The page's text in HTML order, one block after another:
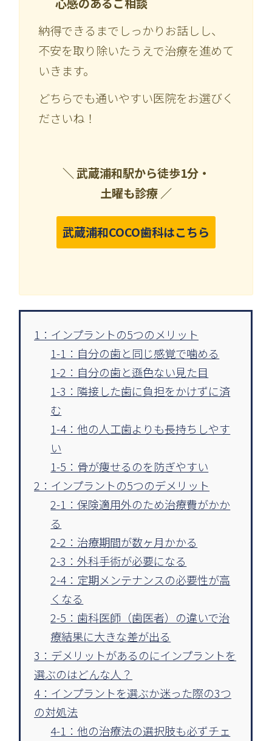
納得できるまでしっかりお話しし、
不安を取り除いたうえで治療を進めて
いきます。
どちらでも通いやすい医院をお選びく
ださいね！
＼ 武蔵浦和駅から徒歩1分・
土曜も診療 ／
武蔵浦和COCO歯科はこちら
1：インプラントの5つのメリット
1-1：自分の歯と同じ感覚で噛める
1-2：自分の歯と遜色ない見た目
1-3：隣接した歯に負担をかけずに済
む
1-4：他の人工歯よりも長持ちしやす
い
1-5：骨が痩せるのを防ぎやすい
2：インプラントの5つのデメリット
2-1：保険適用外のため治療費がかか
る
2-2：治療期間が数ヶ月かかる
2-3：外科手術が必要になる
2-4：定期メンテナンスの必要性が高
くなる
2-5：歯科医師（歯医者）の違いで治
療結果に大きな差が出る
3：デメリットがあるのにインプラントを
選ぶのはどんな人？
4：インプラントを選ぶか迷った際の3つ
の対処法
4-1：他の治療法の選択肢も必ずチェ